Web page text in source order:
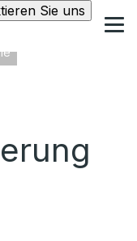
Sie uns